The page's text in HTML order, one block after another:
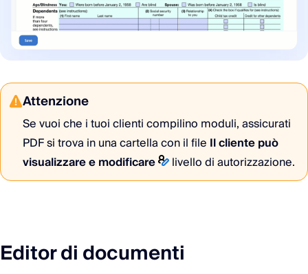
Attenzione
Se vuoi che i tuoi clienti compilino moduli, assicurati
PDF si trova in una cartella con il file Il cliente può
visualizzare e modificare
livello di autorizzazione.
Editor di documenti